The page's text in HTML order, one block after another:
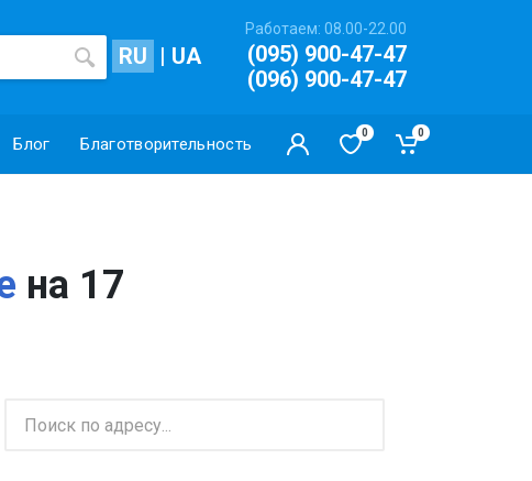
RU | UA
Работаем: 08.00-22.00
(095) 900-47-47
(096) 900-47-47
Блог Благотворительность
0 0
на 17